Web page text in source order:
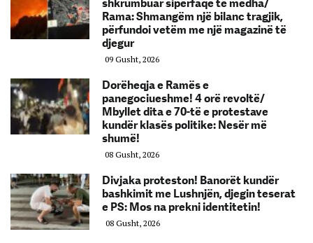
shkrumbuar sipërfaqe të mëdha/
Rama: Shmangëm një bilanc tragjik,
përfundoi vetëm me një magazinë të
djegur
09 Gusht, 2026
Dorëheqja e Ramës e
panegociueshme! 4 orë revoltë/
Mbyllet dita e 70-të e protestave
kundër klasës politike: Nesër më
shumë!
08 Gusht, 2026
Divjaka proteston! Banorët kundër
bashkimit me Lushnjën, djegin teserat
e PS: Mos na prekni identitetin!
08 Gusht, 2026